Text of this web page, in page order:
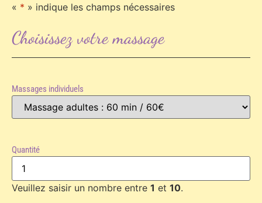
« * » indique les champs nécessaires
Choisissez votre massage
Massages individuels
Quantité
Veuillez saisir un nombre entre 1 et 10.